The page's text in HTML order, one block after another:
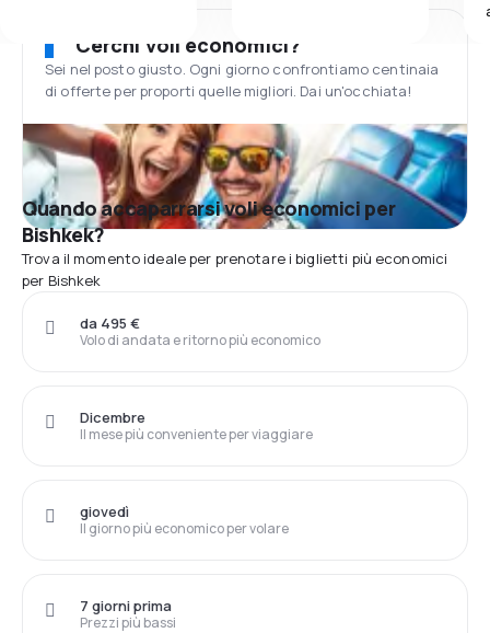
Cerchi voli economici?
Sei nel posto giusto. Ogni giorno confrontiamo centinaia
di offerte per proporti quelle migliori. Dai un'occhiata!
Quando accaparrarsi voli economici per
Bishkek?
Trova il momento ideale per prenotare i biglietti più economici
per Bishkek
Volo di andata e ritorno più economico
da 495 €
Il mese più conveniente per viaggiare
Dicembre
Il giorno più economico per volare
giovedì
Prezzi più bassi
7 giorni prima